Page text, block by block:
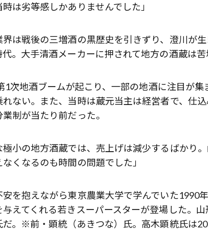
は劣等感しかありませんでした」
は戦後の三増酒の黒歴史を引きずり、澄川が
。大手清酒メーカーに押されて地方の酒蔵は苦
1次地酒ブームが起こり、一部の地酒に注目が
れない。また、当時は蔵元当主は経営者で、仕
制が当たり前だった。
極小の地方酒蔵では、売上げは減少するばかり
くなるのも時間の問題でした」
を抱えながら東京農業大学で学んでいた1990
与えてくれる若きスーパースターが登場した。
だ。※前・顕統（あきつな）氏。高木顕統氏は